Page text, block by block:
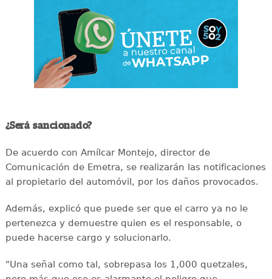
¿Será sancionado?
De acuerdo con Amílcar Montejo, director de
Comunicación de Emetra, se realizarán las notificaciones
al propietario del automóvil, por los daños provocados.
Además, explicó que puede ser que el carro ya no le
pertenezca y demuestre quien es el responsable, o
puede hacerse cargo y solucionarlo.
"Una señal como tal, sobrepasa los 1,000 quetzales,